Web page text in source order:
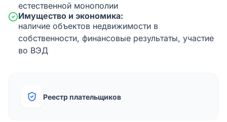
естественной монополии
Имущество и экономика:
наличие объектов недвижимости в
собственности, финансовые результаты, участие
во ВЭД
Реестр плательщиков